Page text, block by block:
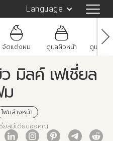
Language
จัดแต่งผม ดูแลผิวหน้า ดูแลช่อ
มิลค์ เฟเชี่ยล
โฟมล้างหน้า
ยลมีเดียของคุณ